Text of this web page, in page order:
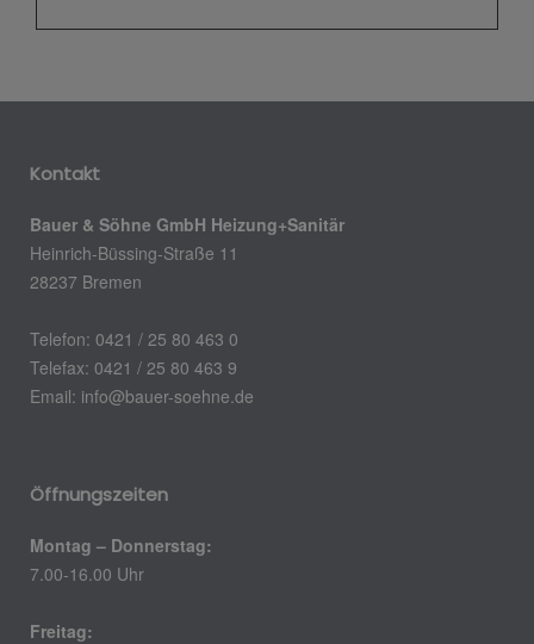
Kontakt
Bauer & Söhne GmbH Heizung+Sanitär
Heinrich-Büssing-Straße 11
28237 Bremen
Telefon: 0421 / 25 80 463 0
Telefax: 0421 / 25 80 463 9
Email: info@bauer-soehne.de
Öffnungszeiten
Montag – Donnerstag:
7.00-16.00 Uhr
Freitag: